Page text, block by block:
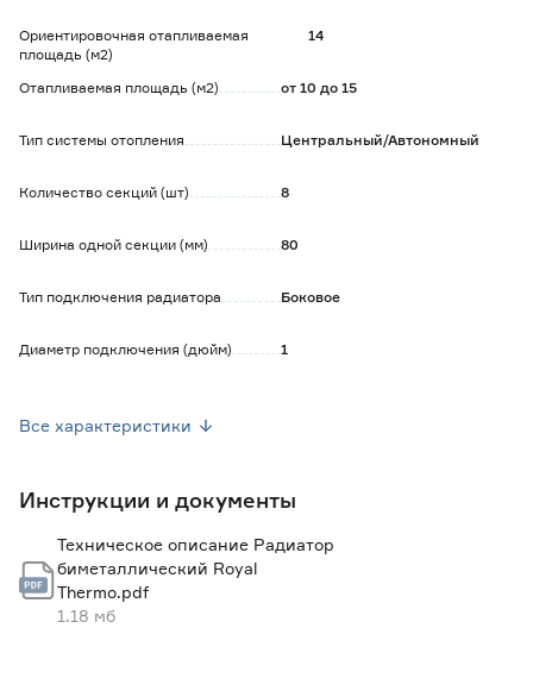
металлов и фосфатов - Oxsilan 9807;
Ориентировочная отапливаемая
площадь (м2)
14
Отапливаемая площадь (м2) от 10 до 15
Тип системы отопления Центральный/Автономный
Количество секций (шт) 8
Ширина одной секции (мм) 80
Тип подключения радиатора Боковое
Диаметр подключения (дюйм) 1
Рабочее давление (Бар) 25
Межосевое расстояние (мм) 500
Материал
Все характеристики
Инструкции и документы
Техническое описание Радиатор
биметаллический Royal
Thermo.pdf
1.18 мб